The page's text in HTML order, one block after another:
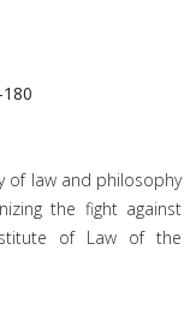
of law and philosophy
the fight against
of Law of the